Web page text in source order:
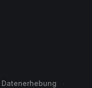
Datenerhebung